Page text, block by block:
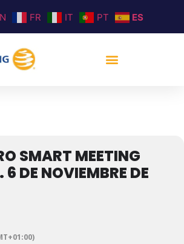
FR IT PT ES
SMART MEETING
DE NOVIEMBRE DE